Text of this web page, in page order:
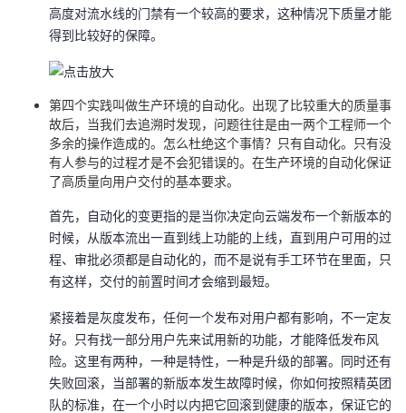
高度对流水线的门禁有一个较高的要求，这种情况下质量才能
得到比较好的保障。
第四个实践叫做生产环境的自动化。出现了比较重大的质量事
故后，当我们去追溯时发现，问题往往是由一两个工程师一个
多余的操作造成的。怎么杜绝这个事情？只有自动化。只有没
有人参与的过程才是不会犯错误的。在生产环境的自动化保证
了高质量向用户交付的基本要求。
首先，自动化的变更指的是当你决定向云端发布一个新版本的
时候，从版本流出一直到线上功能的上线，直到用户可用的过
程、审批必须都是自动化的，而不是说有手工环节在里面，只
有这样，交付的前置时间才会缩到最短。
紧接着是灰度发布，任何一个发布对用户都有影响，不一定友
好。只有找一部分用户先来试用新的功能，才能降低发布风
险。这里有两种，一种是特性，一种是升级的部署。同时还有
失败回滚，当部署的新版本发生故障时候，你如何按照精英团
队的标准，在一个小时以内把它回滚到健康的版本，保证它的